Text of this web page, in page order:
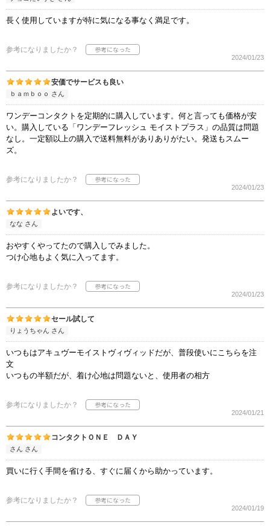
長く使用していますが特に気になる事なく満足です。
参考になりましたか？
2024/01/23
安価でサービスも良い
ｂａｍｂｏｏ さん
ワンデーコンタクトを定期的に購入しています。何と言っても価格が安
い。購入している「ワンデーフレッシュ モイストプラス」の品質は問題
なし。一定額以上の購入で送料無料がありありがたい。発送もスムー
ズ。
参考になりましたか？
2024/01/23
よいです、
なな さん
おやすくやってたので購入しでみました。
つけ心地もよく気に入ってます。
参考になりましたか？
2024/01/23
セール試して
りょうちゃん さん
いつもはアキュヴーモイストヴィヴィッドだが、普段使いにこちらを注
文
いつもの半額だが、着け心地は問題ないと、使用者の相方
参考になりましたか？
2024/01/21
コンタクトＯＮＥ ＤＡＹ
さん さん
買いに行く手間を省ける、すぐに届くから助かっています。
参考になりましたか？
2024/01/19